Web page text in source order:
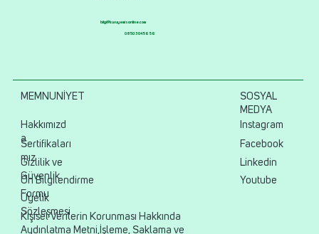
bilgi@kuruyemisonline.com
0850 304 56 56
Hakkımızd
a
Sertifikaları
mız
MEMNUNİYET
Gizlilik ve
Güvenlik
Ön Bilgilendirme
Formu
Üyelik
Sözleşmesi
Kişisel Verilerin Korunması Hakkında
Aydınlatma Metni,İşleme, Saklama ve
SOSYAL
MEDYA
Instagram
Facebook
Linkedin
Youtube